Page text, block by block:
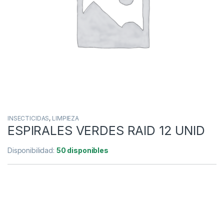
INSECTICIDAS, LIMPIEZA
ESPIRALES VERDES RAID 12 UNID
Disponibilidad: 50 disponibles